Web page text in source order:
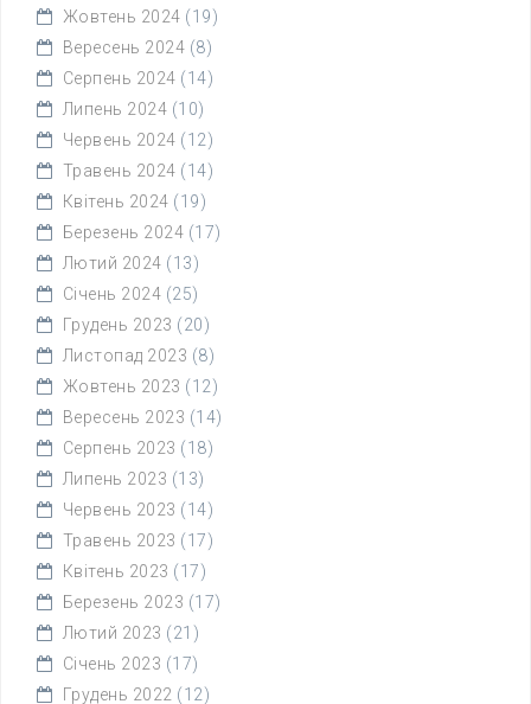
Жовтень 2024 (19)
Вересень 2024 (8)
Серпень 2024 (14)
Липень 2024 (10)
Червень 2024 (12)
Травень 2024 (14)
Квітень 2024 (19)
Березень 2024 (17)
Лютий 2024 (13)
Січень 2024 (25)
Грудень 2023 (20)
Листопад 2023 (8)
Жовтень 2023 (12)
Вересень 2023 (14)
Серпень 2023 (18)
Липень 2023 (13)
Червень 2023 (14)
Травень 2023 (17)
Квітень 2023 (17)
Березень 2023 (17)
Лютий 2023 (21)
Січень 2023 (17)
Грудень 2022 (12)